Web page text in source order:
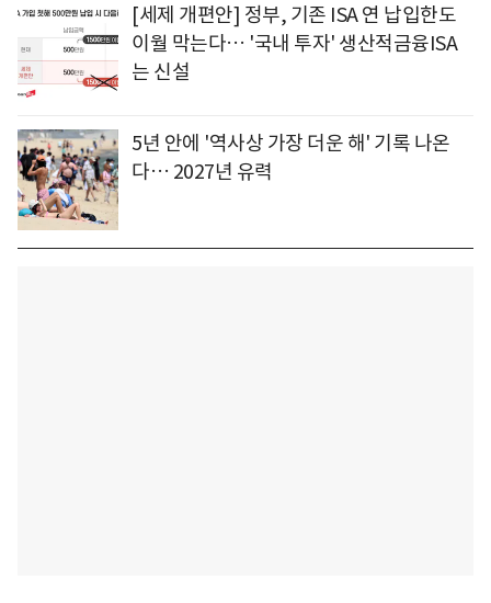
[세제 개편안] 정부, 기존 ISA 연 납입한도
이월 막는다… '국내 투자' 생산적금융ISA
는 신설
5년 안에 '역사상 가장 더운 해' 기록 나온
다… 2027년 유력